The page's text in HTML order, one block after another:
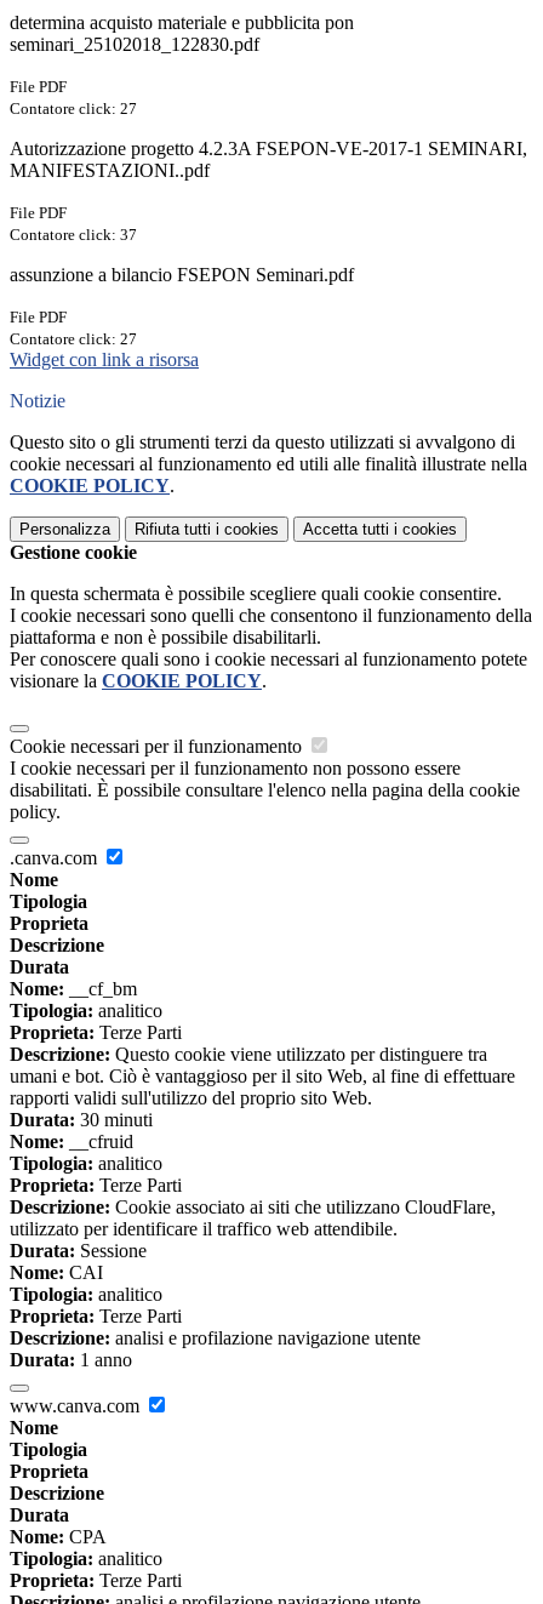
determina acquisto materiale e pubblicita pon
seminari_25102018_122830.pdf
File PDF
Contatore click: 27
Autorizzazione progetto 4.2.3A FSEPON-VE-2017-1 SEMINARI,
MANIFESTAZIONI..pdf
File PDF
Contatore click: 37
assunzione a bilancio FSEPON Seminari.pdf
File PDF
Contatore click: 27
Widget con link a risorsa
Notizie
Questo sito o gli strumenti terzi da questo utilizzati si avvalgono di
cookie necessari al funzionamento ed utili alle finalità illustrate nella
COOKIE POLICY.
Personalizza Rifiuta tutti i cookies Accetta tutti i cookies
Gestione cookie
In questa schermata è possibile scegliere quali cookie consentire.
I cookie necessari sono quelli che consentono il funzionamento della
piattaforma e non è possibile disabilitarli.
Per conoscere quali sono i cookie necessari al funzionamento potete
visionare la COOKIE POLICY.
Cookie necessari per il funzionamento
I cookie necessari per il funzionamento non possono essere
disabilitati. È possibile consultare l'elenco nella pagina della cookie
policy.
.canva.com
Nome
Tipologia
Proprieta
Descrizione
Durata
Nome: __cf_bm
Tipologia: analitico
Proprieta: Terze Parti
Descrizione: Questo cookie viene utilizzato per distinguere tra
umani e bot. Ciò è vantaggioso per il sito Web, al fine di effettuare
rapporti validi sull'utilizzo del proprio sito Web.
Durata: 30 minuti
Nome: __cfruid
Tipologia: analitico
Proprieta: Terze Parti
Descrizione: Cookie associato ai siti che utilizzano CloudFlare,
utilizzato per identificare il traffico web attendibile.
Durata: Sessione
Nome: CAI
Tipologia: analitico
Proprieta: Terze Parti
Descrizione: analisi e profilazione navigazione utente
Durata: 1 anno
www.canva.com
Nome
Tipologia
Proprieta
Descrizione
Durata
Nome: CPA
Tipologia: analitico
Proprieta: Terze Parti